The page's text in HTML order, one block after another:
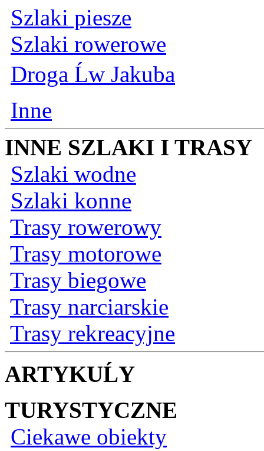
Szlaki piesze
Szlaki rowerowe
Droga Ĺw Jakuba
Inne
INNE SZLAKI I TRASY
Szlaki wodne
Szlaki konne
Trasy rowerowy
Trasy motorowe
Trasy biegowe
Trasy narciarskie
Trasy rekreacyjne
ARTYKUĹY
TURYSTYCZNE
Ciekawe obiekty